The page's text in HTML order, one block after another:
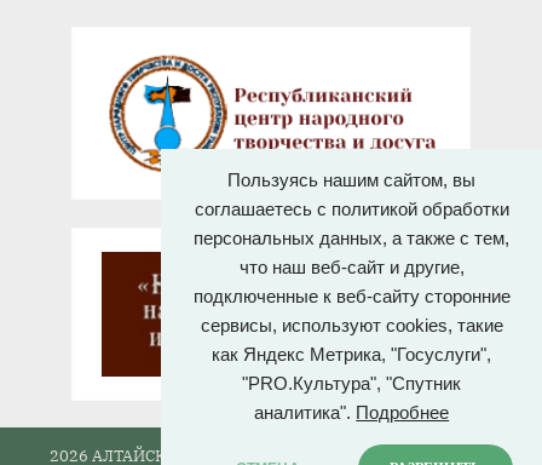
Пользуясь нашим сайтом, вы
соглашаетесь с политикой обработки
персональных данных, а также с тем,
что наш веб-сайт и другие,
подключенные к веб-сайту сторонние
сервисы, используют cookies, такие
как Яндекс Метрика, "Госуслуги",
"PRO.Культура", "Спутник
аналитика". Подробнее
2026 АЛТАЙСКИЙ ГОСУДАРСТВЕННЫЙ ДОМ НАРОДНОГО